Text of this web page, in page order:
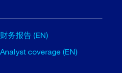
财务报告 (EN)
Analyst coverage (EN)